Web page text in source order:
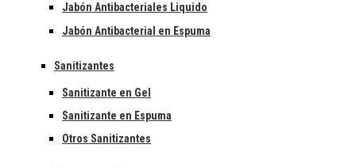
Jabón Antibacteriales Liquido
Jabón Antibacterial en Espuma
Sanitizantes
Sanitizante en Gel
Sanitizante en Espuma
Otros Sanitizantes